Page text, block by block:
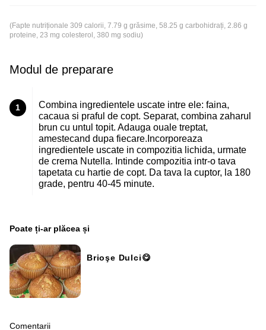
(Fapte nutriționale 309 calorii, 7.79 g grăsime, 58.25 g carbohidrați, 2.86 g
proteine, 23 mg colesterol, 380 mg sodiu)
Modul de preparare
1
Combina ingredientele uscate intre ele: faina,
cacaua si praful de copt. Separat, combina zaharul
brun cu untul topit. Adauga ouale treptat,
amestecand dupa fiecare.Incorporeaza
ingredientele uscate in compozitia lichida, urmate
de crema Nutella. Intinde compozitia intr-o tava
tapetata cu hartie de copt. Da tava la cuptor, la 180
grade, pentru 40-45 minute.
Poate ți-ar plăcea și
Brioşe Dulci😋
Comentarii